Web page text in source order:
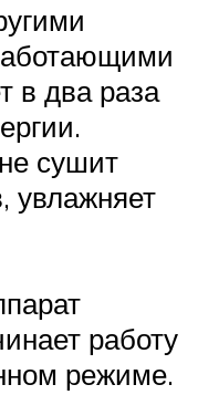
в два раза
сушит
увлажняет
работу
режиме.